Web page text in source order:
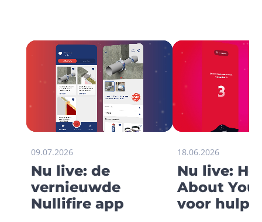
09.07.2026
Nu live: de
vernieuwde
Nullifire app
18.06.2026
Nu live:
About You
voor hulp